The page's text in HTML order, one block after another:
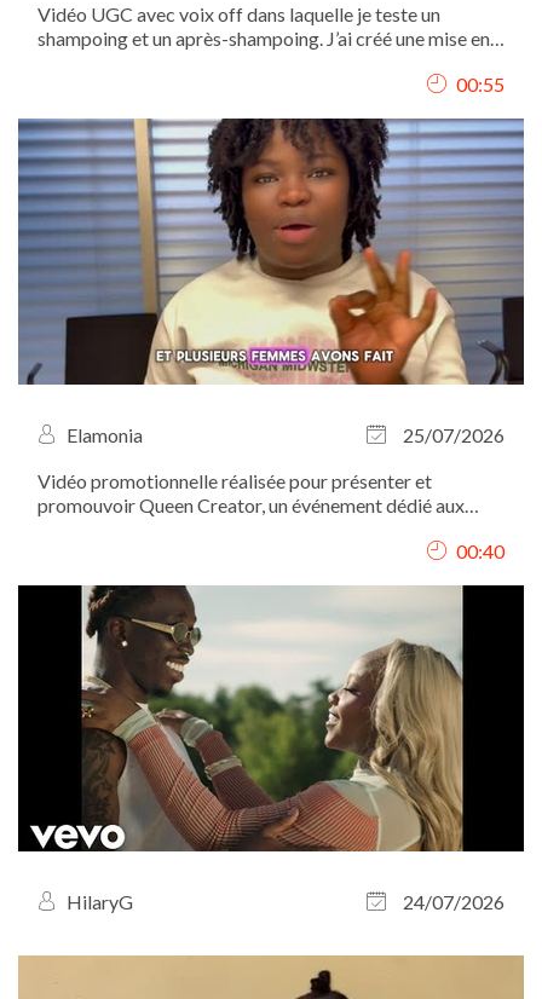
Vidéo UGC avec voix off dans laquelle je teste un
shampoing et un après-shampoing. J’ai créé une mise en
étapes et mis en valeur les produits à travers des plans00:55
Elamonia
25/07/2026
Vidéo promotionnelle réalisée pour présenter et
promouvoir Queen Creator, un événement dédié aux
concept de la vidéo, assuré le tournage et réalisé le 00:40
HilaryG 24/07/2026